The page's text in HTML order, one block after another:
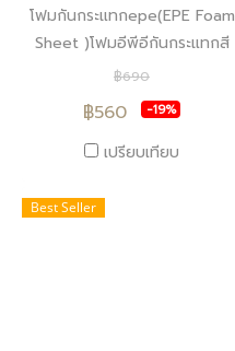
โฟมกันกระแทกepe(EPE Foam
Sheet )โฟมอีพีอีกันกระแทกสี
ดำหนา2ซม.
฿690
฿560 -19%
เปรียบเทียบ
Best Seller